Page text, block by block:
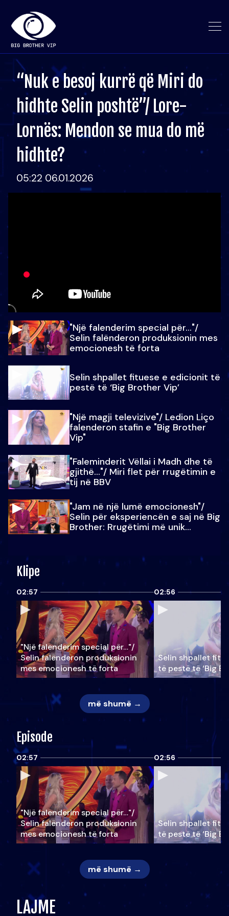
“Nuk e besoj kurrë që Miri do
hidhte Selin poshtë”/ Lore-
Lornës: Mendon se mua do më
hidhte?
05:22 06.01.2026
"Një falenderim special për…"/
Selin falënderon produksionin mes
emocionesh të forta
Selin shpallet fituese e edicionit të
pestë të ‘Big Brother Vip’
"Një magji televizive"/ Ledion Liço
falenderon stafin e "Big Brother
Vip"
"Faleminderit Vëllai i Madh dhe të
gjithë…"/ Miri flet për rrugëtimin e
tij në BBV
"Jam në një lumë emocionesh"/
Selin për eksperiencën e saj në Big
Brother: Rrugëtimi më unik…
Klipe
02:57
"Një falenderim special për…"/
Selin falënderon produksionin
mes emocionesh të forta
02:56
Selin shpallet
të pestë të ‘Big
më shumë →
Episode
02:57
"Një falenderim special për…"/
Selin falënderon produksionin
mes emocionesh të forta
02:56
Selin shpallet
të pestë të ‘Big
më shumë →
LAJME